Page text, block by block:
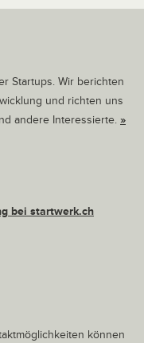
Startups. Wir berichten
und richten uns
andere Interessierte. »
bei startwerk.ch
können